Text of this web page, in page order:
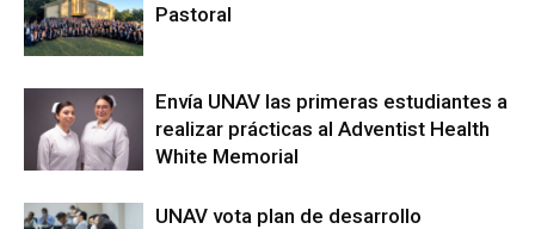
Pastoral
Envía UNAV las primeras estudiantes a
realizar prácticas al Adventist Health
White Memorial
UNAV vota plan de desarrollo